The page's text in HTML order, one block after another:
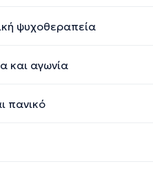
ψυχοθεραπεία
και αγωνία
πανικό